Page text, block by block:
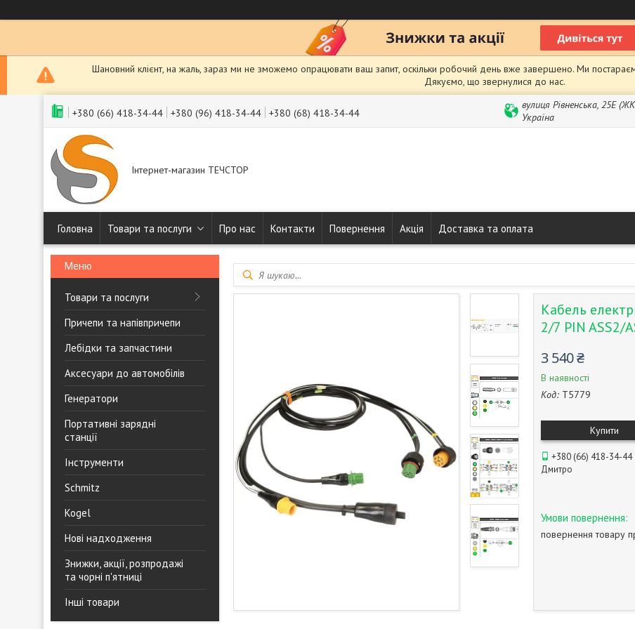
Шановний клієнт, на жаль, зараз ми не зможемо опрацювати ваш запит, оскільки робочий день вже завершено. Ми
Дякуємо, що звернулися до нас.
+380 (66) 418-34-44 +380 (96) 418-34-44 +380 (68) 418-34-44
вулиця Рівненська, 25Е
Україна
Інтернет-магазин ТЕЧСТОР
Головна Товари та послуги Про нас Контакти Повернення Акція Доставка та оплата
Товари та послуги
Причепи та напівпричепи
Лебідки та запчастини
Аксесуари до автомобілів
Генератори
Портативні зарядні
станції
Інструменти
Schmitz
Kogel
Нові надходження
Знижки, акції, розпродажі
та чорні п'ятниці
Інші товари
Кабель
2/7 PIN ASS2/
3 540 ₴
В наявності
Код: T5779
Купити
+380 (66) 418-34-44
Дмитро
повернення товару